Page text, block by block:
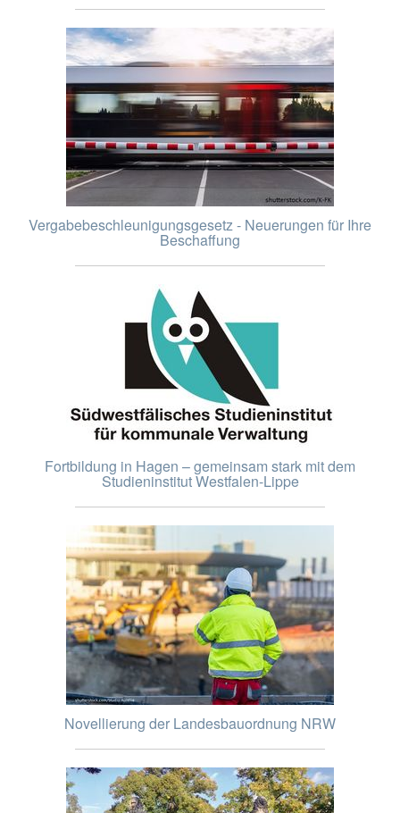
Vergabebeschleunigungsgesetz - Neuerungen für Ihre
Beschaffung
Fortbildung in Hagen – gemeinsam stark mit dem
Studieninstitut Westfalen-Lippe
Novellierung der Landesbauordnung NRW